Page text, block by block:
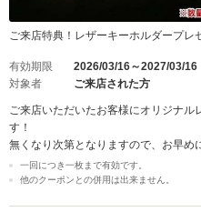
ご来店特典！レザーキーホルダープレ
有効期限
2026/03/16～2027/03/16
対象者
ご来店された方
ご来店いただいたお客様にオリジナ
す！
無くなり次第となりますので、お早め
一回につき一枚まで有効です。
他のクーポンとの併用は出来ません。